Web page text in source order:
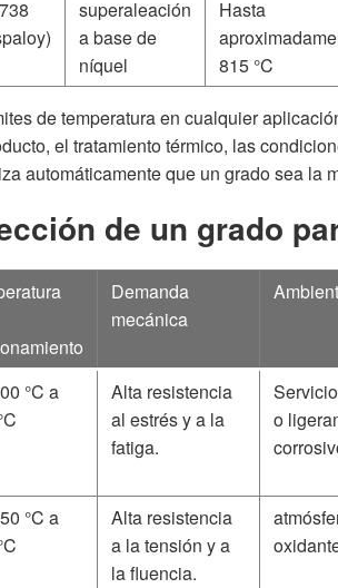
superaleación
a base de
níquel
Hasta
815 °C
de temperatura en cualquier
el tratamiento térmico, las
automáticamente que un grado sea la
de un grado
Demanda
mecánica
°C a
Alta resistencia
al estrés y a la
fatiga.
o
°C a
Alta resistencia
a la tensión y a
la fluencia.